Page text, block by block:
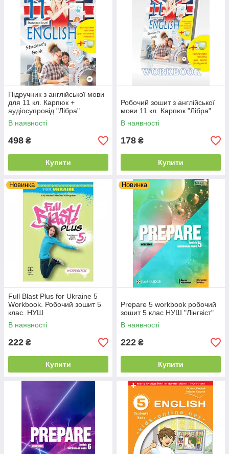
Підручник з англійської мови
для 11 кл. Карпюк +
аудіосупровід "Лібра"
В наявності
498 ₴
Купити
Робочий зошит з англійської
мови 11 кл. Карпюк "Лібра"
В наявності
178 ₴
Купити
Новинка
Full Blast Plus for Ukraine 5
Workbook. Робочий зошит 5
клас. НУШ
В наявності
222 ₴
Купити
Новинка
Prepare 5 workbook робочий
зошит 5 клас НУШ "Лінгвіст"
В наявності
222 ₴
Купити